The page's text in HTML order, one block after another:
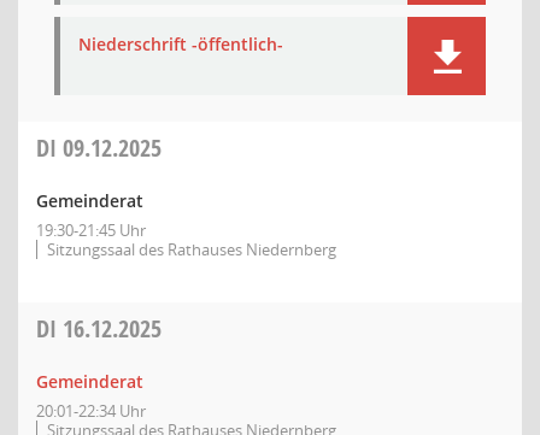
Niederschrift -öffentlich-
DI 09.12.2025
Gemeinderat
19:30-21:45 Uhr
Sitzungssaal des Rathauses Niedernberg
DI 16.12.2025
Gemeinderat
20:01-22:34 Uhr
Sitzungssaal des Rathauses Niedernberg